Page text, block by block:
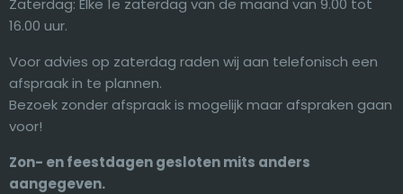
Zaterdag: Elke 1e zaterdag van de maand van 9.00 tot
16.00 uur.
Voor advies op zaterdag raden wij aan telefonisch een
afspraak in te plannen.
Bezoek zonder afspraak is mogelijk maar afspraken gaan
voor!
Zon- en feestdagen gesloten mits anders
aangegeven.